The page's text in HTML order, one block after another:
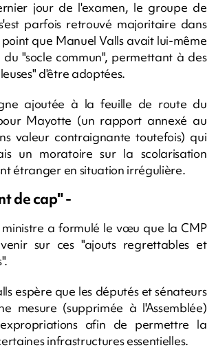
jour de l'examen, le groupe de
parfois retrouvé majoritaire dans
que Manuel Valls avait lui-même
du "socle commun", permettant à des
d'être adoptées.
ajoutée à la feuille de route du
Mayotte (un rapport annexé au
valeur contraignante toutefois) qui
un moratoire sur la scolarisation
étranger en situation irrégulière.
de cap" -
a formulé le vœu que la CMP
sur ces "ajouts regrettables et
espère que les députés et sénateurs
mesure (supprimée à l'Assemblée)
afin de permettre la
infrastructures essentielles.